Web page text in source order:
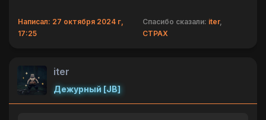
Написал: 27 октября 2024 г,
17:25
Спасибо сказали: iter,
CTPAX
iter
Дежурный [JB]